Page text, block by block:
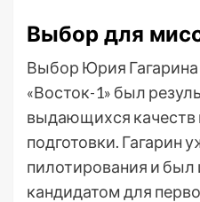
Выбор для
Выбор Юрия
«Восток-1» был
выдающихся качеств
подготовки. Гагарин
пилотирования и
кандидатом для